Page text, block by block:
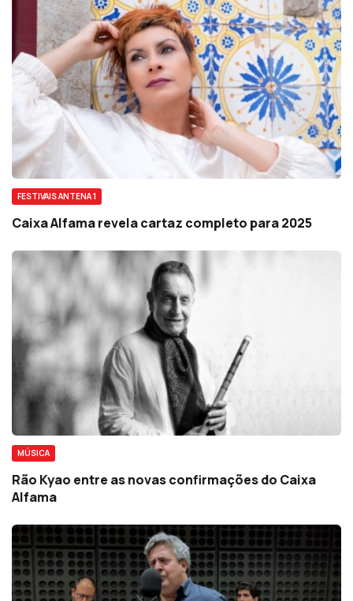
FESTIVAIS ANTENA 1
Caixa Alfama revela cartaz completo para 2025
MÚSICA
Rão Kyao entre as novas confirmações do Caixa
Alfama